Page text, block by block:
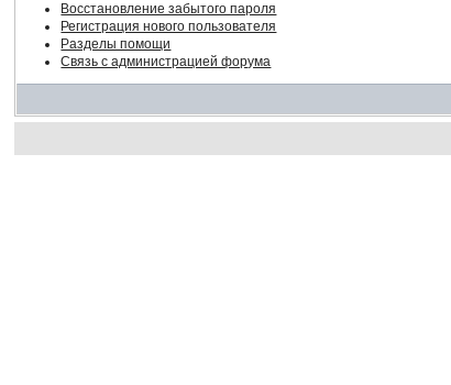
Восстановление забытого пароля
Регистрация нового пользователя
Разделы помощи
Связь с администрацией форума